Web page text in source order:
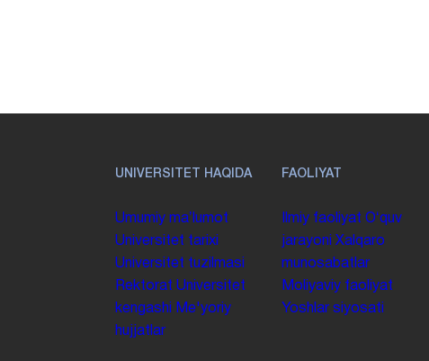
UNIVERSITET HAQIDA
Umumiy maʼlumot
Universitet tarixi
Universitet tuzilmasi
Rektorat Universitet
kengashi
Me'yoriy
hujjatlar
FAOLIYAT
Ilmiy faoliyat Oʻquv
jarayoni Xalqaro
munosabatlar
Moliyaviy faoliyat
Yoshlar siyosati